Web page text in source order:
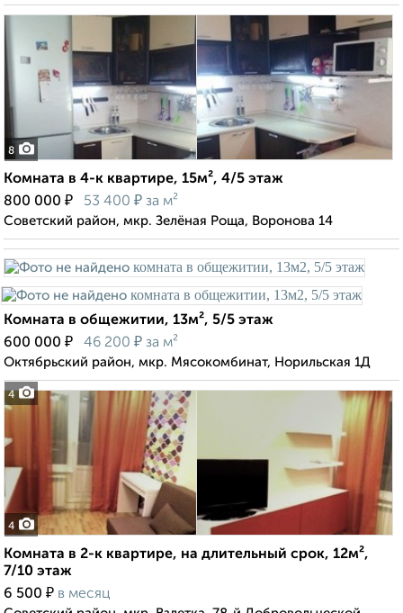
8
Комната в 4-к квартире, 15м², 4/5 этаж
800 000 ₽ 53 400 ₽ за м²
Советский район, мкр. Зелёная Роща, Воронова 14
4
Комната в общежитии, 13м², 5/5 этаж
600 000 ₽ 46 200 ₽ за м²
Октябрьский район, мкр. Мясокомбинат, Норильская 1Д
4
Комната в 2-к квартире, на длительный срок, 12м²,
7/10 этаж
6 500 ₽ в месяц